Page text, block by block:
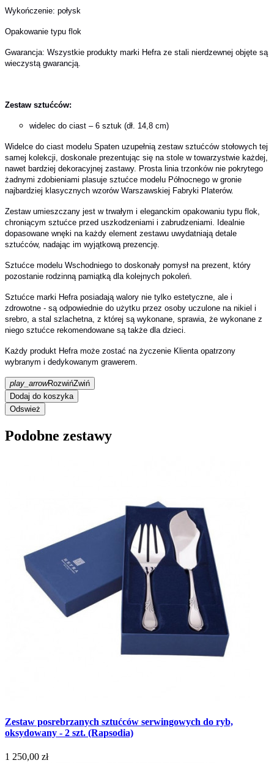
Wykończenie: połysk
Opakowanie typu flok
Gwarancja: Wszystkie produkty marki Hefra ze stali nierdzewnej objęte są
wieczystą gwarancją.
Zestaw sztućców:
widelec do ciast – 6 sztuk (dł. 14,8 cm)
Widelce do ciast modelu Spaten uzupełnią zestaw sztućców stołowych tej
samej kolekcji, doskonale prezentując się na stole w towarzystwie każdej,
nawet bardziej dekoracyjnej zastawy. Prosta linia trzonków nie pokrytego
żadnymi zdobieniami plasuje sztućce modelu Północnego w gronie
najbardziej klasycznych wzorów Warszawskiej Fabryki Platerów.
Zestaw umieszczany jest w trwałym i eleganckim opakowaniu typu flok,
chroniącym sztućce przed uszkodzeniami i zabrudzeniami. Idealnie
dopasowane wnęki na każdy element zestawu uwydatniają detale
sztućców, nadając im wyjątkową prezencję.
Sztućce modelu Wschodniego to doskonały pomysł na prezent, który
pozostanie rodzinną pamiątką dla kolejnych pokoleń.
Sztućce marki Hefra posiadają walory nie tylko estetyczne, ale i
zdrowotne - są odpowiednie do użytku przez osoby uczulone na nikiel i
srebro, a stal szlachetna, z której są wykonane, sprawia, że wykonane z
niego sztućce rekomendowane są także dla dzieci.
Każdy produkt Hefra może zostać na życzenie Klienta opatrzony
wybranym i dedykowanym grawerem.
play_arrowRozwińZwiń
Dodaj do koszyka
Podobne zestawy
Zestaw posrebrzanych sztućców serwingowych do ryb,
oksydowany - 2 szt. (Rapsodia)
1 250,00 zł